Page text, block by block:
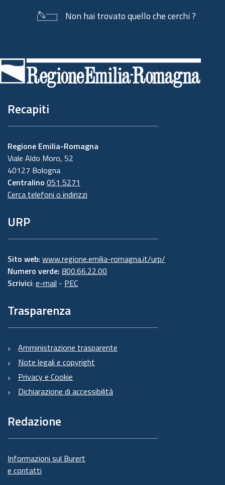
Non hai trovato quello che cerchi ?
di
pagina
Recapiti
Regione Emilia-Romagna
Viale Aldo Moro, 52
40127 Bologna
Centralino 051 5271
Cerca telefoni o indirizzi
URP
Sito web: www.regione.emilia-romagna.it/urp/
Numero verde: 800.66.22.00
Scrivici: e-mail - PEC
Trasparenza
Amministrazione trasparente
Note legali e copyright
Privacy e Cookie
Dichiarazione di accessibilità
Redazione
Informazioni sul Burert
e contatti